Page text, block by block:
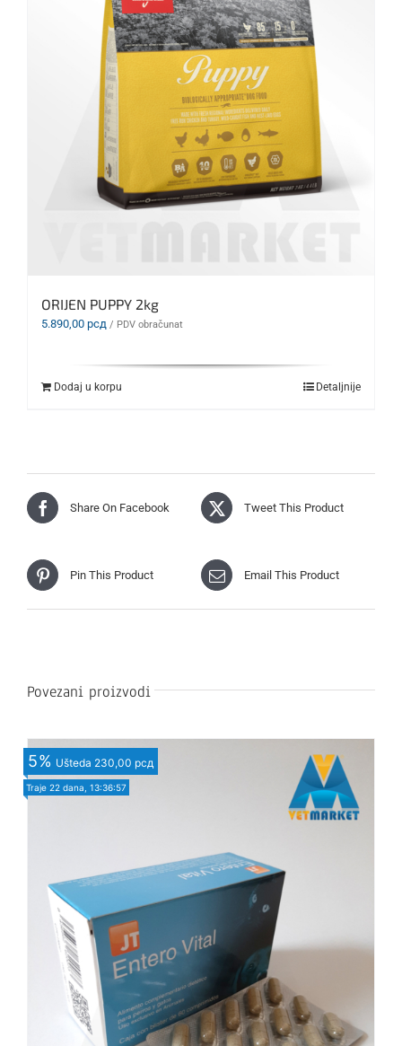
ORIJEN PUPPY 2kg
5.890,00 рсд / PDV obračunat
Dodaj u korpu Detaljnije
Share On Facebook Tweet This Product
Pin This Product Email This Product
Povezani proizvodi
5% Ušteda 230,00 рсд
Traje 22 dana, 13:36:55